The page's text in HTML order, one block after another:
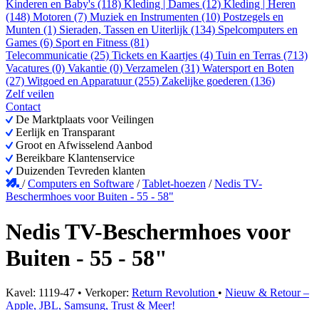
Kinderen en Baby's (118) Kleding | Dames (12) Kleding | Heren
(148) Motoren (7) Muziek en Instrumenten (10) Postzegels en
Munten (1) Sieraden, Tassen en Uiterlijk (134) Spelcomputers en
Games (6) Sport en Fitness (81)
Telecommunicatie (25) Tickets en Kaartjes (4) Tuin en Terras (713)
Vacatures (0) Vakantie (0) Verzamelen (31) Watersport en Boten
(27) Witgoed en Apparatuur (255) Zakelijke goederen (136)
Zelf veilen
Contact
De Marktplaats voor Veilingen
Eerlijk en Transparant
Groot en Afwisselend Aanbod
Bereikbare Klantenservice
Duizenden Tevreden klanten
/Computers en Software /Tablet-hoezen /Nedis TV-
Beschermhoes voor Buiten - 55 - 58"
Nedis TV-Beschermhoes voor
Buiten - 55 - 58"
Kavel: 1119-47 • Verkoper: Return Revolution • Nieuw & Retour –
Apple, JBL, Samsung, Trust & Meer!